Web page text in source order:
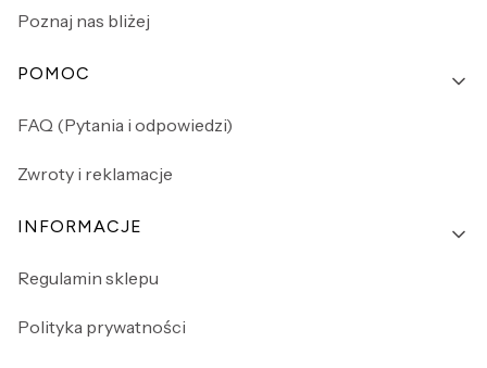
Poznaj nas bliżej
POMOC
FAQ (Pytania i odpowiedzi)
Zwroty i reklamacje
INFORMACJE
Regulamin sklepu
Polityka prywatności